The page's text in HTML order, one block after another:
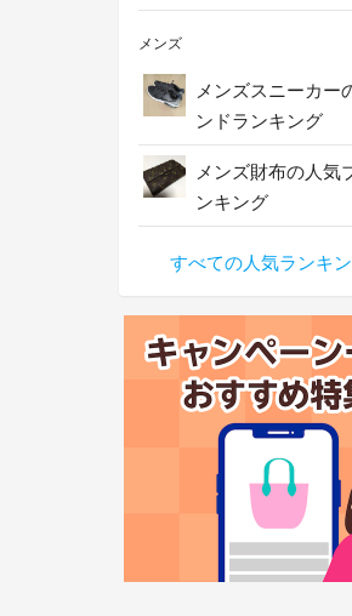
メンズ
メンズスニーカー
ンドランキング
メンズ財布の人気
ンキング
すべての人気ランキ